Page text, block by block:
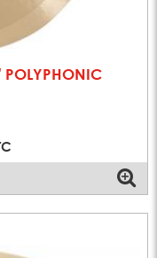
POLYPHONIC